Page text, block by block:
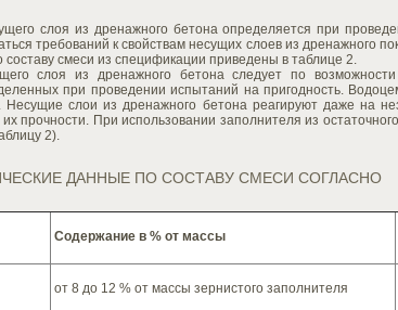
слоя из дренажного бетона определяется при
требований к свойствам несущих слоев из дренажного
смеси из спецификации приведены в таблице 2.
слоя из дренажного бетона следует по
при проведении испытаний на пригодность.
слои из дренажного бетона реагируют даже на
прочности. При использовании заполнителя из
2).
ДАННЫЕ ПО СОСТАВУ СМЕСИ СОГЛАСНО
Содержание в % от массы
от 8 до 12 % от массы зернистого заполнителя